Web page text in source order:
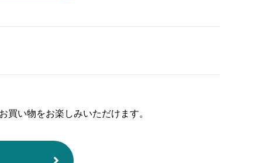
買い物をお楽しみいただけます。